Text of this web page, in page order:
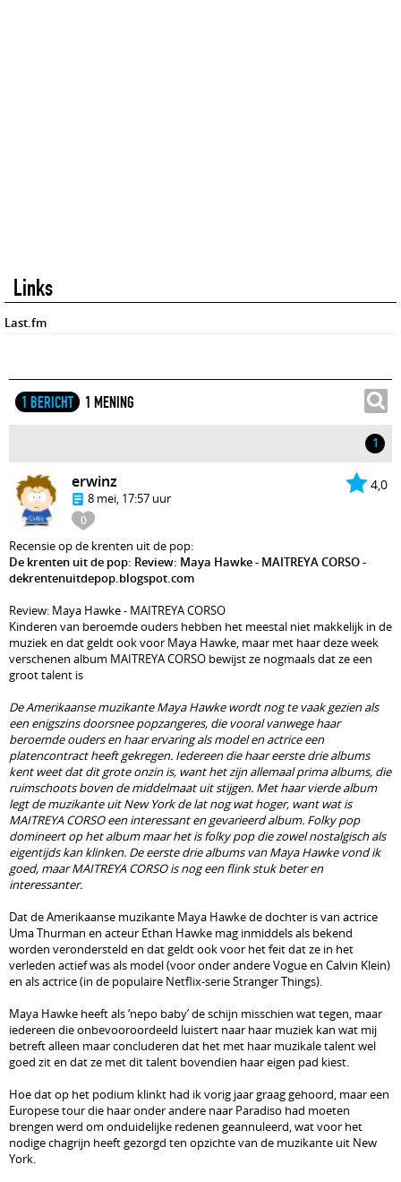
Links
Last.fm
1 BERICHT 1 MENING
1
4,0
0
erwinz
8 mei, 17:57 uur
Recensie op de krenten uit de pop:
De krenten uit de pop: Review: Maya Hawke - MAITREYA CORSO -
dekrentenuitdepop.blogspot.com
Review: Maya Hawke - MAITREYA CORSO
Kinderen van beroemde ouders hebben het meestal niet makkelijk in de
muziek en dat geldt ook voor Maya Hawke, maar met haar deze week
verschenen album MAITREYA CORSO bewijst ze nogmaals dat ze een
groot talent is
De Amerikaanse muzikante Maya Hawke wordt nog te vaak gezien als
een enigszins doorsnee popzangeres, die vooral vanwege haar
beroemde ouders en haar ervaring als model en actrice een
platencontract heeft gekregen. Iedereen die haar eerste drie albums
kent weet dat dit grote onzin is, want het zijn allemaal prima albums, die
ruimschoots boven de middelmaat uit stijgen. Met haar vierde album
legt de muzikante uit New York de lat nog wat hoger, want wat is
MAITREYA CORSO een interessant en gevarieerd album. Folky pop
domineert op het album maar het is folky pop die zowel nostalgisch als
eigentijds kan klinken. De eerste drie albums van Maya Hawke vond ik
goed, maar MAITREYA CORSO is nog een flink stuk beter en
interessanter.
Dat de Amerikaanse muzikante Maya Hawke de dochter is van actrice
Uma Thurman en acteur Ethan Hawke mag inmiddels als bekend
worden verondersteld en dat geldt ook voor het feit dat ze in het
verleden actief was als model (voor onder andere Vogue en Calvin Klein)
en als actrice (in de populaire Netflix-serie Stranger Things).
Maya Hawke heeft als ‘nepo baby’ de schijn misschien wat tegen, maar
iedereen die onbevooroordeeld luistert naar haar muziek kan wat mij
betreft alleen maar concluderen dat het met haar muzikale talent wel
goed zit en dat ze met dit talent bovendien haar eigen pad kiest.
Hoe dat op het podium klinkt had ik vorig jaar graag gehoord, maar een
Europese tour die haar onder andere naar Paradiso had moeten
brengen werd om onduidelijke redenen geannuleerd, wat voor het
nodige chagrijn heeft gezorgd ten opzichte van de muzikante uit New
York.